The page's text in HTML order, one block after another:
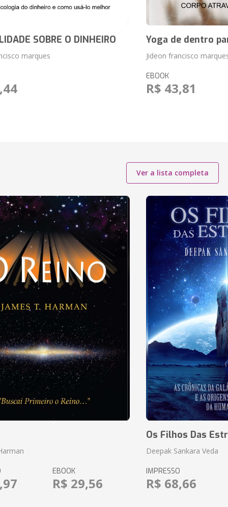
SOBRE O DINHEIRO
marques
Yoga de dentro
Jideon francisco
EBOOK
R$ 43,81
Ver a lista completa
EBOOK
R$ 29,56
Os Filhos Das
Deepak Sankara Veda
IMPRESSO
R$ 68,66